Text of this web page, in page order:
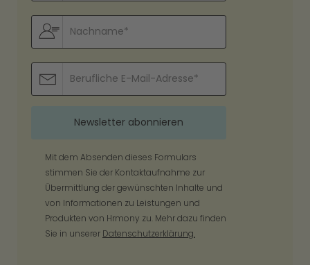
Mit dem Absenden dieses Formulars
stimmen Sie der Kontaktaufnahme zur
Übermittlung der gewünschten Inhalte und
von Informationen zu Leistungen und
Produkten von Hrmony zu. Mehr dazu finden
Sie in unserer Datenschutzerklärung.